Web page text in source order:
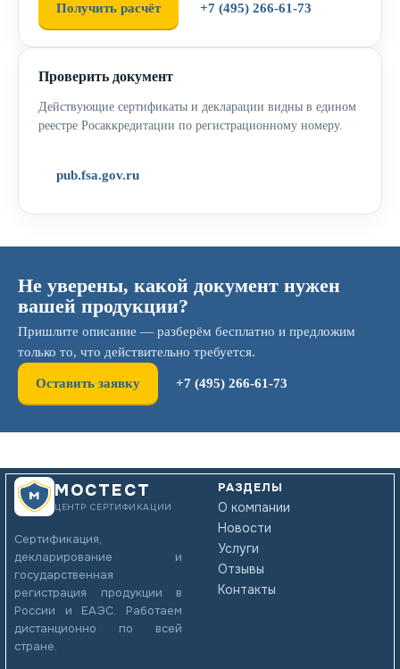
Получить расчёт +7 (495) 266-61-73
Проверить документ
Действующие сертификаты и декларации видны в едином
реестре Росаккредитации по регистрационному номеру.
pub.fsa.gov.ru
Не уверены, какой документ нужен
вашей продукции?
Пришлите описание — разберём бесплатно и предложим
только то, что действительно требуется.
Оставить заявку +7 (495) 266-61-73
МОСТЕСТ
ЦЕНТР СЕРТИФИКАЦИИ
Сертификация,
декларирование и
государственная
регистрация продукции в
России и ЕАЭС. Работаем
дистанционно по всей
стране.
РАЗДЕЛЫ
О компании
Новости
Услуги
Отзывы
Контакты